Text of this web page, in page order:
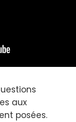
aux
posées.